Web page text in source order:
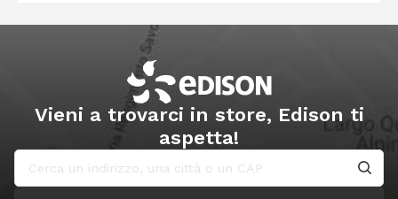
Vieni a trovarci in store, Edison ti
aspetta!